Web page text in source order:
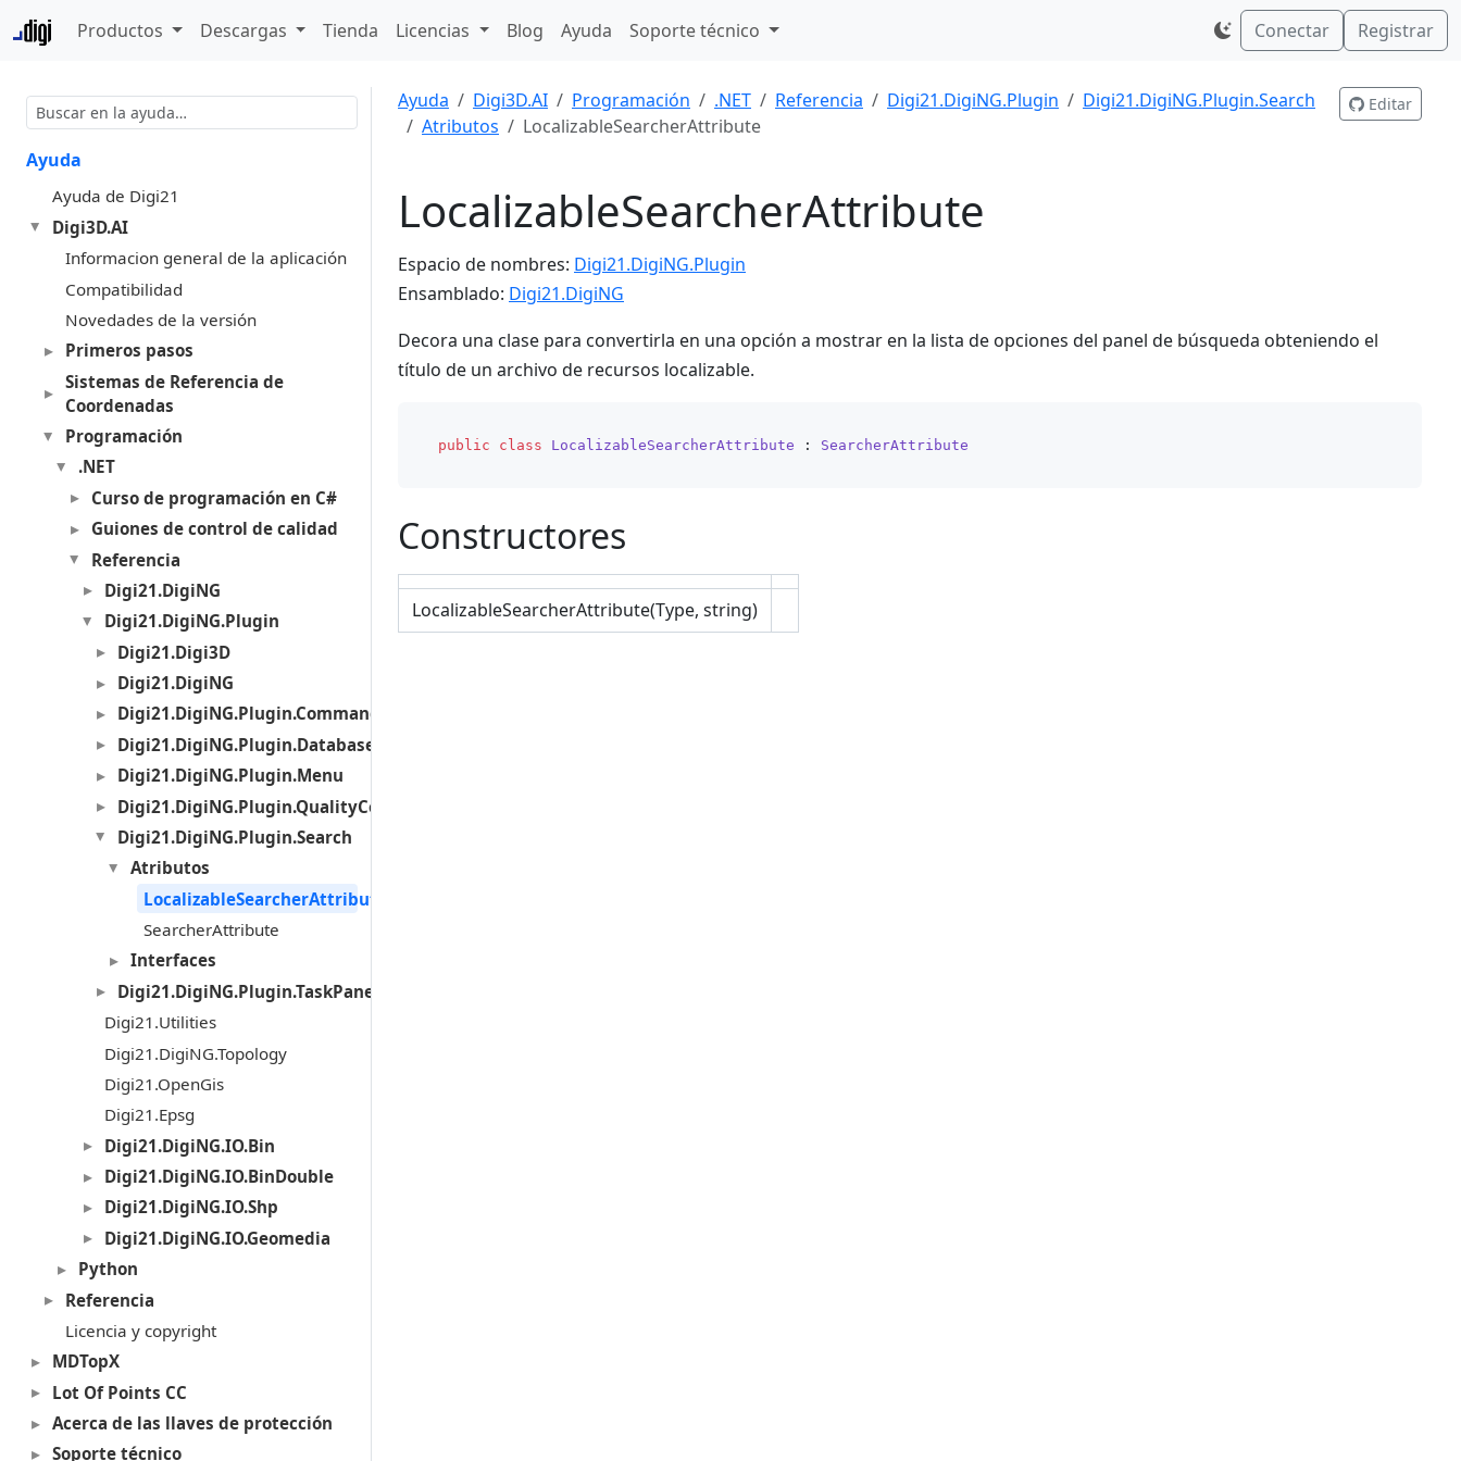
Productos Descargas Tienda Licencias Blog Ayuda Soporte técnico Conectar Registrar
Ayuda
Ayuda de Digi21
Digi3D.AI
Informacion general de la aplicación
Compatibilidad
Novedades de la versión
Primeros pasos
Sistemas de Referencia de
Coordenadas
Programación
.NET
Curso de programación en C#
Guiones de control de calidad
Referencia
Digi21.DigiNG
Digi21.DigiNG.Plugin
Digi21.Digi3D
Digi21.DigiNG
Digi21.DigiNG.Plugin.Commands
Digi21.DigiNG.Plugin.Databases
Digi21.DigiNG.Plugin.Menu
Digi21.DigiNG.Plugin.QualityControl
Digi21.DigiNG.Plugin.Search
Atributos
LocalizableSearcherAttribute
SearcherAttribute
Interfaces
Digi21.DigiNG.Plugin.TaskPanel
Digi21.Utilities
Digi21.DigiNG.Topology
Digi21.OpenGis
Digi21.Epsg
Digi21.DigiNG.IO.Bin
Digi21.DigiNG.IO.BinDouble
Digi21.DigiNG.IO.Shp
Digi21.DigiNG.IO.Geomedia
Python
Referencia
Licencia y copyright
MDTopX
Lot Of Points CC
Acerca de las llaves de protección
Soporte técnico
Ayuda Digi3D.AI Programación .NET Referencia Digi21.DigiNG.Plugin
Digi21.DigiNG.Plugin.Search
Atributos
LocalizableSearcherAttribute
Editar
LocalizableSearcherAttribute
Espacio de nombres: Digi21.DigiNG.Plugin
Ensamblado: Digi21.DigiNG
Decora una clase para convertirla en una opción a mostrar en la lista de opciones del panel de búsqueda obteniendo el
título de un archivo de recursos localizable.
public class LocalizableSearcherAttribute : SearcherAttribute
Constructores
LocalizableSearcherAttribute(Type, string)